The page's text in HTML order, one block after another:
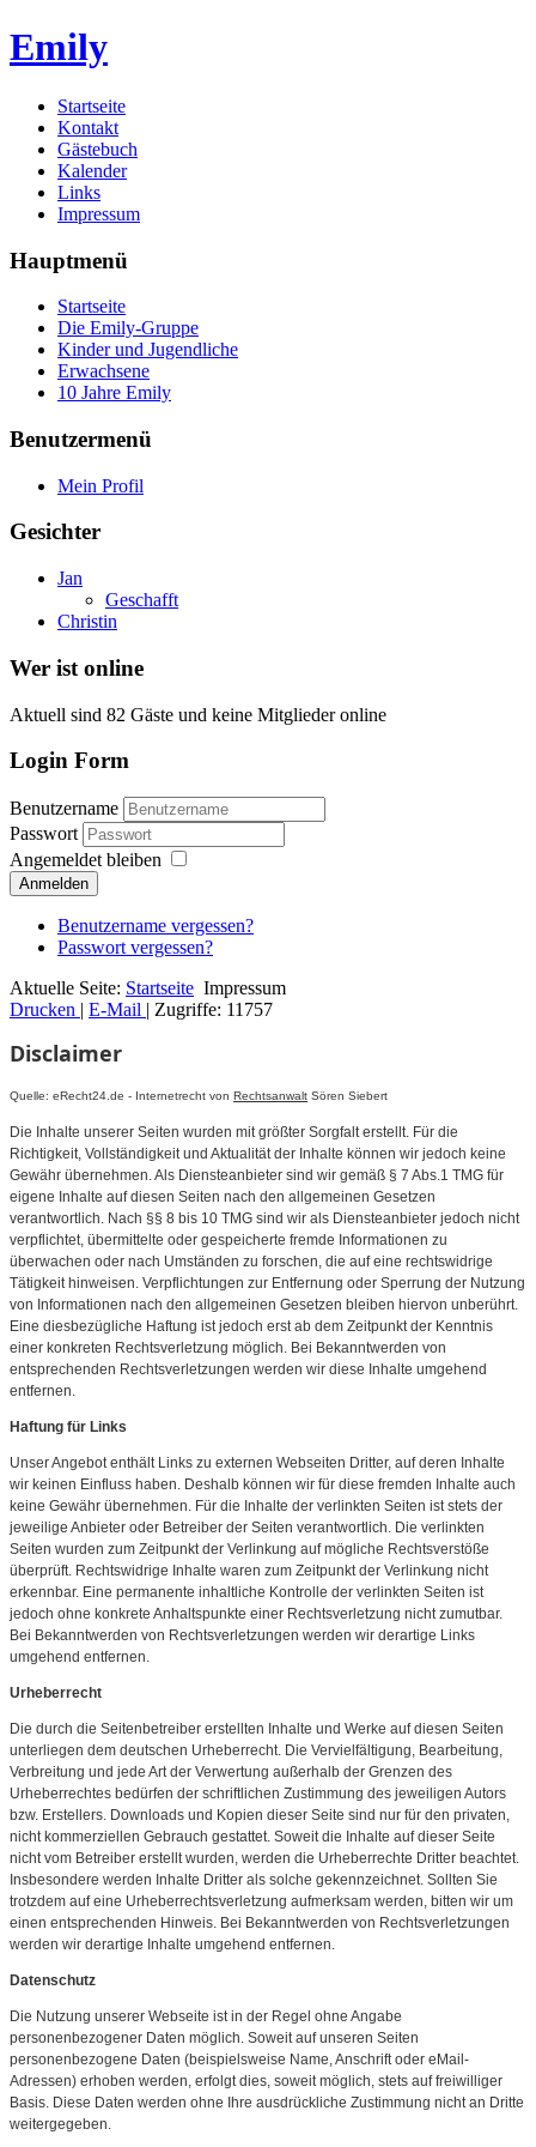
Emily
Startseite
Kontakt
Gästebuch
Kalender
Links
Impressum
Hauptmenü
Startseite
Die Emily-Gruppe
Kinder und Jugendliche
Erwachsene
10 Jahre Emily
Benutzermenü
Mein Profil
Gesichter
Jan
Geschafft
Christin
Wer ist online
Aktuell sind 82 Gäste und keine Mitglieder online
Login Form
Benutzername
Passwort
Angemeldet bleiben
Anmelden
Benutzername vergessen?
Passwort vergessen?
Aktuelle Seite: Startseite Impressum
Drucken | E-Mail | Zugriffe: 11757
Disclaimer
Quelle: eRecht24.de - Internetrecht von Rechtsanwalt Sören Siebert
Die Inhalte unserer Seiten wurden mit größter Sorgfalt erstellt. Für die
Richtigkeit, Vollständigkeit und Aktualität der Inhalte können wir jedoch keine
Gewähr übernehmen. Als Diensteanbieter sind wir gemäß § 7 Abs.1 TMG für
eigene Inhalte auf diesen Seiten nach den allgemeinen Gesetzen
verantwortlich. Nach §§ 8 bis 10 TMG sind wir als Diensteanbieter jedoch nicht
verpflichtet, übermittelte oder gespeicherte fremde Informationen zu
überwachen oder nach Umständen zu forschen, die auf eine rechtswidrige
Tätigkeit hinweisen. Verpflichtungen zur Entfernung oder Sperrung der Nutzung
von Informationen nach den allgemeinen Gesetzen bleiben hiervon unberührt.
Eine diesbezügliche Haftung ist jedoch erst ab dem Zeitpunkt der Kenntnis
einer konkreten Rechtsverletzung möglich. Bei Bekanntwerden von
entsprechenden Rechtsverletzungen werden wir diese Inhalte umgehend
entfernen.
Haftung für Links
Unser Angebot enthält Links zu externen Webseiten Dritter, auf deren Inhalte
wir keinen Einfluss haben. Deshalb können wir für diese fremden Inhalte auch
keine Gewähr übernehmen. Für die Inhalte der verlinkten Seiten ist stets der
jeweilige Anbieter oder Betreiber der Seiten verantwortlich. Die verlinkten
Seiten wurden zum Zeitpunkt der Verlinkung auf mögliche Rechtsverstöße
überprüft. Rechtswidrige Inhalte waren zum Zeitpunkt der Verlinkung nicht
erkennbar. Eine permanente inhaltliche Kontrolle der verlinkten Seiten ist
jedoch ohne konkrete Anhaltspunkte einer Rechtsverletzung nicht zumutbar.
Bei Bekanntwerden von Rechtsverletzungen werden wir derartige Links
umgehend entfernen.
Urheberrecht
Die durch die Seitenbetreiber erstellten Inhalte und Werke auf diesen Seiten
unterliegen dem deutschen Urheberrecht. Die Vervielfältigung, Bearbeitung,
Verbreitung und jede Art der Verwertung außerhalb der Grenzen des
Urheberrechtes bedürfen der schriftlichen Zustimmung des jeweiligen Autors
bzw. Erstellers. Downloads und Kopien dieser Seite sind nur für den privaten,
nicht kommerziellen Gebrauch gestattet. Soweit die Inhalte auf dieser Seite
nicht vom Betreiber erstellt wurden, werden die Urheberrechte Dritter beachtet.
Insbesondere werden Inhalte Dritter als solche gekennzeichnet. Sollten Sie
trotzdem auf eine Urheberrechtsverletzung aufmerksam werden, bitten wir um
einen entsprechenden Hinweis. Bei Bekanntwerden von Rechtsverletzungen
werden wir derartige Inhalte umgehend entfernen.
Datenschutz
Die Nutzung unserer Webseite ist in der Regel ohne Angabe
personenbezogener Daten möglich. Soweit auf unseren Seiten
personenbezogene Daten (beispielsweise Name, Anschrift oder eMail-
Adressen) erhoben werden, erfolgt dies, soweit möglich, stets auf freiwilliger
Basis. Diese Daten werden ohne Ihre ausdrückliche Zustimmung nicht an Dritte
weitergegeben.